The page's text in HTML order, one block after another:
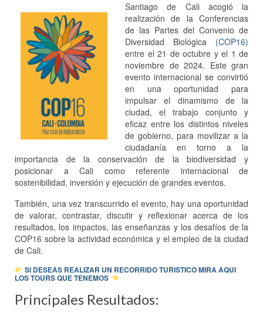
Santiago de Cali acogió la
realización de la Conferencias
de las Partes del Convenio de
Diversidad Biológica (COP16)
entre el 21 de octubre y el 1 de
noviembre de 2024. Este gran
evento internacional se convirtió
en una oportunidad para
impulsar el dinamismo de la
ciudad, el trabajo conjunto y
eficaz entre los distintos niveles
de gobierno, para movilizar a la
ciudadanía en torno a la
importancia de la conservación de la biodiversidad y
posicionar a Cali como referente internacional de
sostenibilidad, inversión y ejecución de grandes eventos.
También, una vez transcurrido el evento, hay una oportunidad
de valorar, contrastar, discutir y reflexionar acerca de los
resultados, los impactos, las enseñanzas y los desafíos de la
COP16 sobre la actividad económica y el empleo de la ciudad
de Cali.
SI DESEAS REALIZAR UN RECORRIDO TURISTICO MIRA AQUI
LOS TOURS QUE TENEMOS
Principales Resultados: